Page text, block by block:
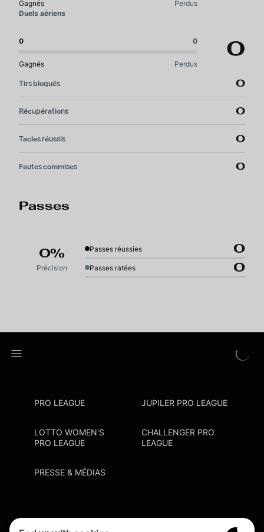
Gagnés Perdus
Duels aériens
0 0
Gagnés Perdus
0
Tirs bloqués 0
Récupérations 0
Tacles réussis 0
Fautes commises 0
Passes
0%
Précision
Passes réussies 0
Passes ratées 0
PRO LEAGUE JUPILER PRO LEAGUE
LOTTO WOMEN'S
PRO LEAGUE
CHALLENGER PRO
LEAGUE
PRESSE & MÉDIAS